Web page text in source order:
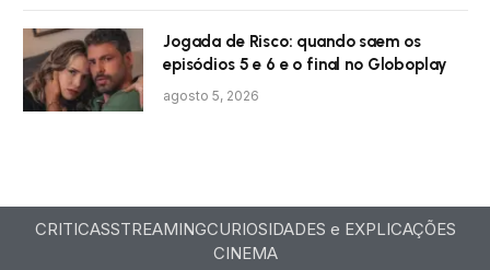
Jogada de Risco: quando saem os
episódios 5 e 6 e o final no Globoplay
agosto 5, 2026
CRITICASSTREAMINGCURIOSIDADES e EXPLICAÇÕES
CINEMA